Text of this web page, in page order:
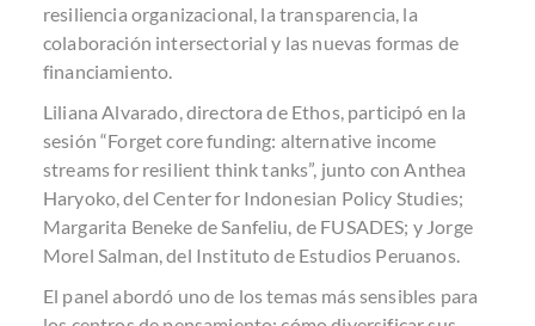
resiliencia organizacional, la transparencia, la
colaboración intersectorial y las nuevas formas de
financiamiento.
Liliana Alvarado, directora de Ethos, participó en la
sesión “Forget core funding: alternative income
streams for resilient think tanks”, junto con Anthea
Haryoko, del Center for Indonesian Policy Studies;
Margarita Beneke de Sanfeliu, de FUSADES; y Jorge
Morel Salman, del Instituto de Estudios Peruanos.
El panel abordó uno de los temas más sensibles para